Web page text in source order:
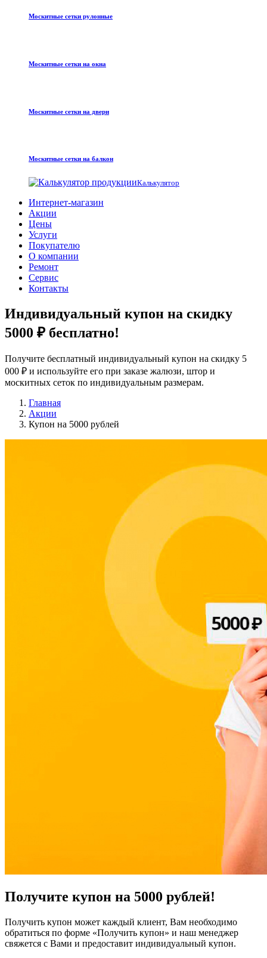
Москитные сетки рулонные
Москитные сетки на окна
Москитные сетки на двери
Москитные сетки на балкон
Калькулятор
Интернет-магазин
Акции
Цены
Услуги
Покупателю
О компании
Ремонт
Сервис
Контакты
Индивидуальный купон на скидку
5000 ₽ бесплатно!
Получите бесплатный индивидуальный купон на скидку 5
000 ₽ и используйте его при заказе жалюзи, штор и
москитных сеток по индивидуальным размерам.
Главная
Акции
Купон на 5000 рублей
Получите купон на 5000 рублей!
Получить купон может каждый клиент, Вам необходимо
обратиться по форме «Получить купон» и наш менеджер
свяжется с Вами и предоставит индивидуальный купон.